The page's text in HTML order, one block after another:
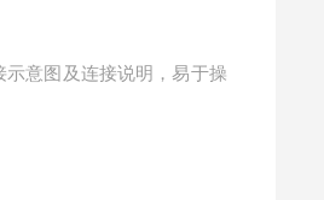
意图及连接说明，易于操